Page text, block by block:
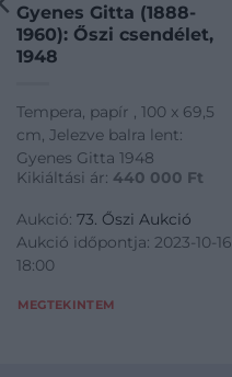
Gyenes Gitta (1888-
1960): Őszi csendélet,
1948
Tempera, papír , 100 x 69,5
cm, Jelezve balra lent:
Gyenes Gitta 1948
Kikiáltási ár: 440 000 Ft
Aukció: 73. Őszi Aukció
Aukció időpontja: 2023-10-16
18:00
MEGTEKINTEM